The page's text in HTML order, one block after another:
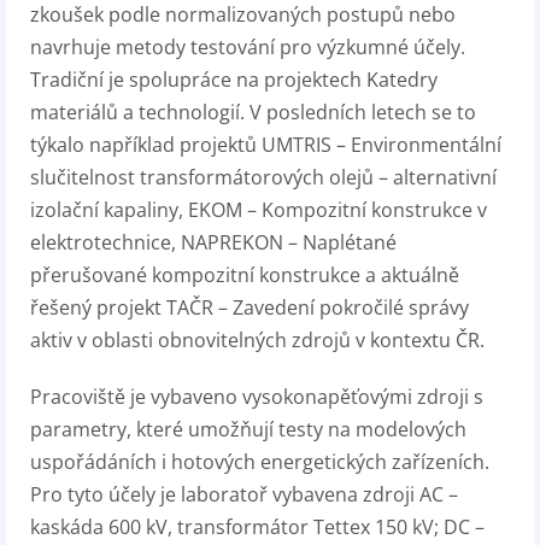
zkoušek podle normalizovaných postupů nebo
navrhuje metody testování pro výzkumné účely.
Tradiční je spolupráce na projektech Katedry
materiálů a technologií. V posledních letech se to
týkalo například projektů UMTRIS – Environmentální
slučitelnost transformátorových olejů – alternativní
izolační kapaliny, EKOM – Kompozitní konstrukce v
elektrotechnice, NAPREKON – Naplétané
přerušované kompozitní konstrukce a aktuálně
řešený projekt TAČR – Zavedení pokročilé správy
aktiv v oblasti obnovitelných zdrojů v kontextu ČR.
Pracoviště je vybaveno vysokonapěťovými zdroji s
parametry, které umožňují testy na modelových
uspořádáních i hotových energetických zařízeních.
Pro tyto účely je laboratoř vybavena zdroji AC –
kaskáda 600 kV, transformátor Tettex 150 kV; DC –